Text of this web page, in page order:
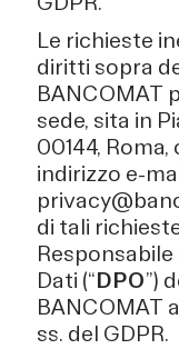
Le richieste
diritti sopra
BANCOMAT
sede, sita in
00144,
indirizzo e-
di tali
Dati (“DPO”)
BANCOMAT
ss. del GDPR.